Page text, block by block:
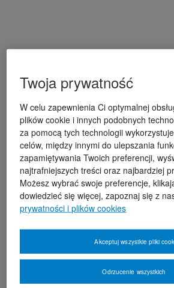
Twoja prywatność
W celu zapewnienia Ci optymalnej
plików cookie i innych podobnych
za pomocą tych technologii
celów, między innymi do ulepszania
zapamiętywania Twoich preferencji,
najtrafniejszych treści oraz najbardziej
Możesz wybrać swoje preferencje,
dowiedzieć się więcej, zapoznaj się z
prywatności i plików cookies
Odrzucenie wszystkich
Akceptuj wszystkie pliki